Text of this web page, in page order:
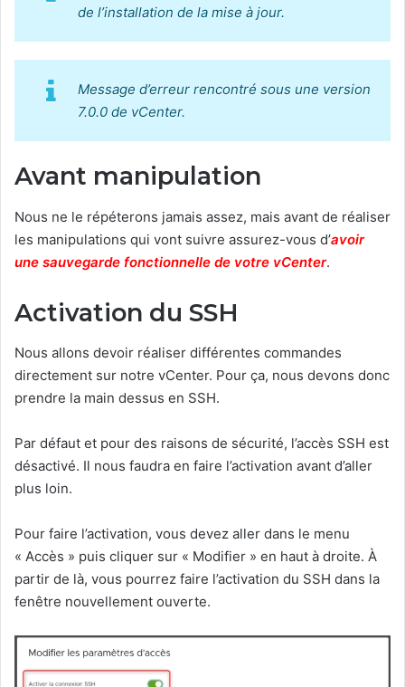
de l’installation de la mise à jour.
Message d’erreur rencontré sous une version
7.0.0 de vCenter.
Avant manipulation
Nous ne le répéterons jamais assez, mais avant de réaliser
les manipulations qui vont suivre assurez-vous d’avoir
une sauvegarde fonctionnelle de votre vCenter.
Activation du SSH
Nous allons devoir réaliser différentes commandes
directement sur notre vCenter. Pour ça, nous devons donc
prendre la main dessus en SSH.
Par défaut et pour des raisons de sécurité, l’accès SSH est
désactivé. Il nous faudra en faire l’activation avant d’aller
plus loin.
Pour faire l’activation, vous devez aller dans le menu
« Accès » puis cliquer sur « Modifier » en haut à droite. À
partir de là, vous pourrez faire l’activation du SSH dans la
fenêtre nouvellement ouverte.